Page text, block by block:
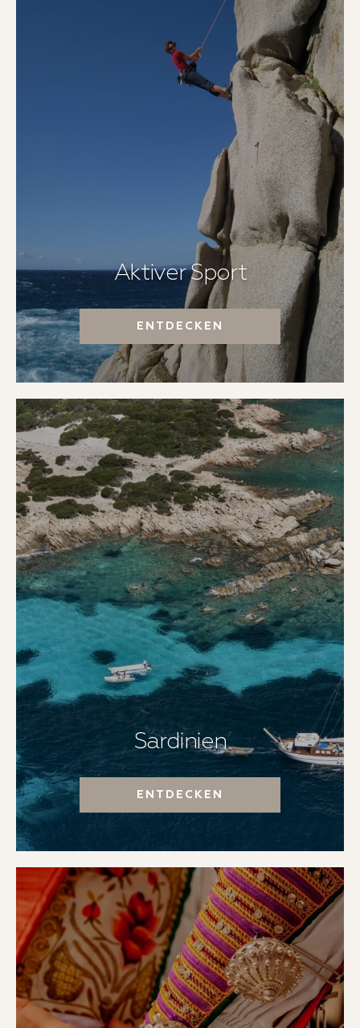
Aktiver Sport
ENTDECKEN
Sardinien
ENTDECKEN